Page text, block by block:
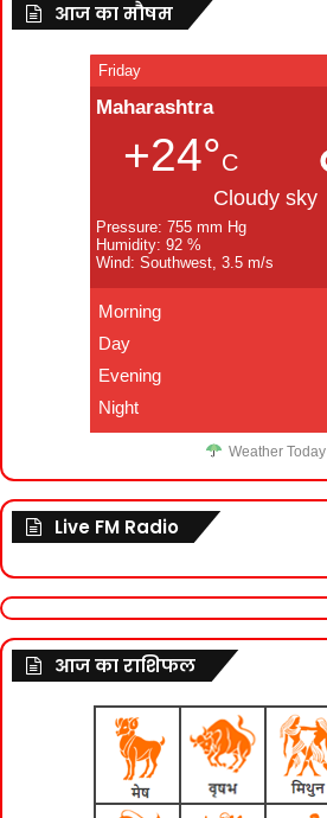
आज का मौषम
Friday
Maharashtra
+24°C
Cloudy sky
Pressure: 755 mm Hg
Humidity: 92 %
Wind: Southwest, 3.5 m/s
Morning
Day
Evening
Night
Weather Today
Live FM Radio
आज का राशिफल